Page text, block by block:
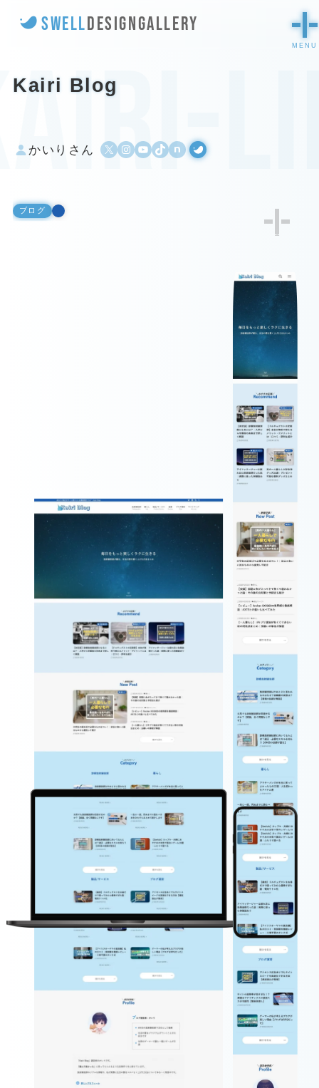
SWELLDESIGNGALLERY
Kairi Blog
かいりさん X Instagram
YouTube
TikTok
500pxWordPress
ブログ
1